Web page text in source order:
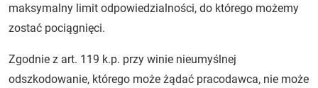
maksymalny limit odpowiedzialności, do którego możemy
zostać pociągnięci.
Zgodnie z art. 119 k.p. przy winie nieumyślnej
odszkodowanie, którego może żądać pracodawca, nie może